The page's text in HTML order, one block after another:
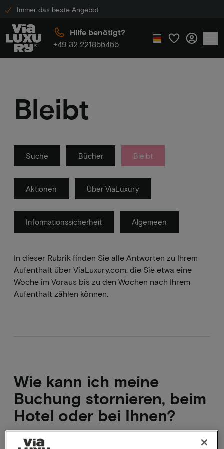
Immer das beste Angebot
Hilfe benötigt?
+49 32 221855455
Bleibt
Suche Bücher Bleibt
Aktionen Über ViaLuxury
Informationssicherheit Algemeen
In dieser Rubrik finden Sie alle Antworten zu Ihrem
Aufenthalt über ViaLuxury.com, die Sie etwa eine
Woche im Voraus bis zu den Wochen nach Ihrem
Aufenthalt zählen können.
Wie kann ich meine
Buchung stornieren, beim
Hotel oder bei Ihnen?
Direkt über die Bestätigungsmail stornieren. Wenn